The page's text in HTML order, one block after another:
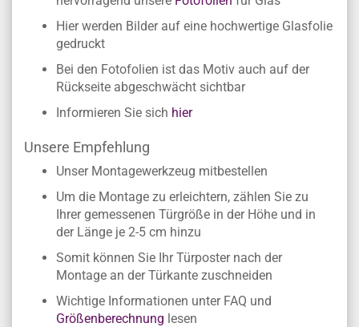
Hier werden Bilder auf eine hochwertige Glasfolie
gedruckt
Bei den Fotofolien ist das Motiv auch auf der
Rückseite abgeschwächt sichtbar
Informieren Sie sich hier
Unsere Empfehlung
Unser Montagewerkzeug mitbestellen
Um die Montage zu erleichtern, zählen Sie zu
Ihrer gemessenen Türgröße in der Höhe und in
der Länge je 2-5 cm hinzu
Somit können Sie Ihr Türposter nach der
Montage an der Türkante zuschneiden
Wichtige Informationen unter FAQ und
Größenberechnung lesen